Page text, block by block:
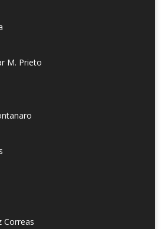
M. Prieto
Correas